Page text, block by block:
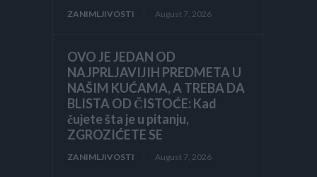
ZANIMLJIVOSTI August 7, 2026
OVO JE JEDAN OD
NAJPRLJAVIJIH PREDMETA U
NAŠIM KUĆAMA, A TREBA DA
BLISTA OD ČISTOĆE: Kad
čujete šta je u pitanju,
ZGROZIĆETE SE
ZANIMLJIVOSTI August 7, 2026